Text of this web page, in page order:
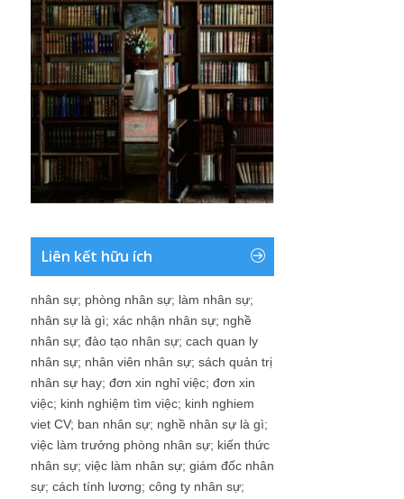
Liên kết hữu ích
nhân sự; phòng nhân sự; làm nhân sự;
nhân sự là gì; xác nhận nhân sự; nghề
nhân sự; đào tạo nhân sự; cach quan ly
nhân sự; nhân viên nhân sự; sách quản trị
nhân sự hay; đơn xin nghỉ việc; đơn xin
việc; kinh nghiệm tìm việc; kinh nghiem
viet CV; ban nhân sự; nghề nhân sự là gì;
việc làm trưởng phòng nhân sự; kiến thức
nhân sự; việc làm nhân sự; giám đốc nhân
sự; cách tính lương; công ty nhân sự;